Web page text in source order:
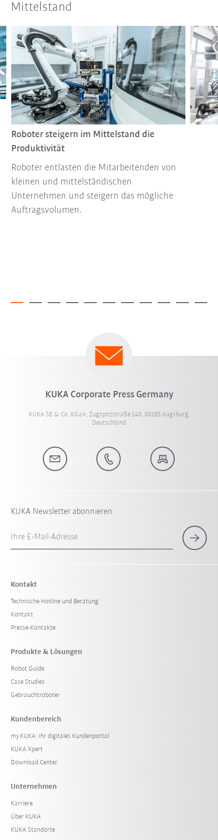
Mittelstand
Roboter steigern im Mittelstand die
Produktivität
Roboter entlasten die Mitarbeitenden von
kleinen und mittelständischen
Unternehmen und steigern das mögliche
Auftragsvolumen.
KUKA Corporate Press Germany
KUKA SE & Co. KGaA, Zugspitzstraße 140, 86165 Augsburg,
Deutschland
KUKA Newsletter abonnieren
Ihre E-Mail-Adresse
Kontakt
Technische Hotline und Beratung
Kontakt
Presse-Kontakte
Produkte & Lösungen
Robot Guide
Case Studies
Gebrauchtroboter
Kundenbereich
my.KUKA: Ihr digitales Kundenportal
KUKA Xpert
Download Center
Unternehmen
Karriere
Über KUKA
KUKA Standorte